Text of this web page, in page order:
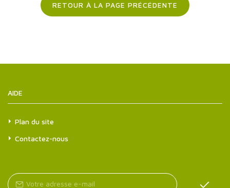
RETOUR À LA PAGE PRÉCÉDENTE
AIDE
Plan du site
Contactez-nous